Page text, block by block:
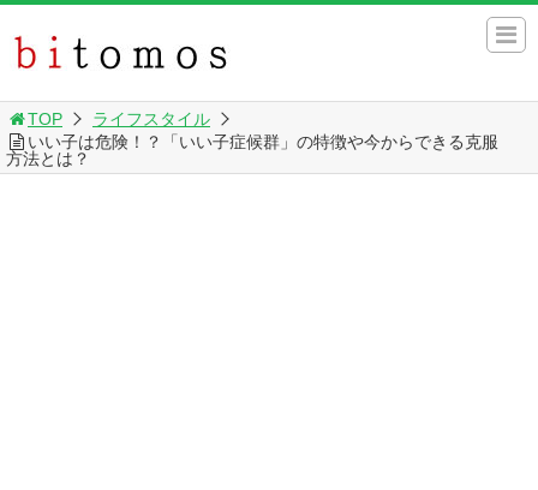
TOP
ライフスタイル
いい子は危険！？「いい子症候群」の特徴や今からできる克服
方法とは？